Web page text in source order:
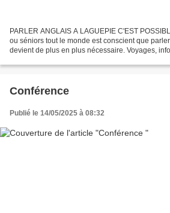
PARLER ANGLAIS A LAGUEPIE C'EST
ou séniors tout le monde est conscient que
devient de plus en plus nécessaire. Voyages,
Conférence
Publié le 14/05/2025 à 08:32